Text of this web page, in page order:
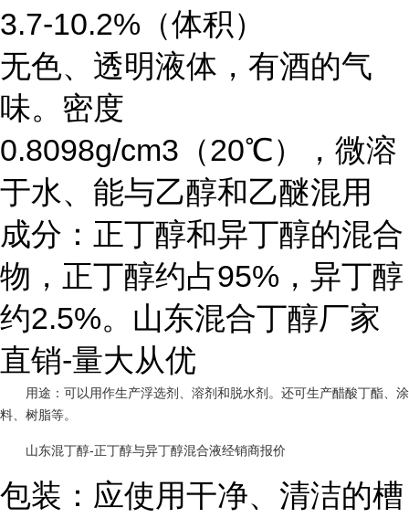
3.7-10.2%（体积）
无色、透明液体，有酒的气
味。密度
0.8098g/cm3（20℃），微溶
于水、能与乙醇和乙醚混用
成分：正丁醇和异丁醇的混合
物，正丁醇约占95%，异丁醇
约2.5%。山东混合丁醇厂家
直销-量大从优
用途：可以用作生产浮选剂、溶剂和脱水剂。还可生产醋酸丁酯、涂
料、树脂等。
山东混丁醇-正丁醇与异丁醇混合液经销商报价
包装：应使用干净、清洁的槽